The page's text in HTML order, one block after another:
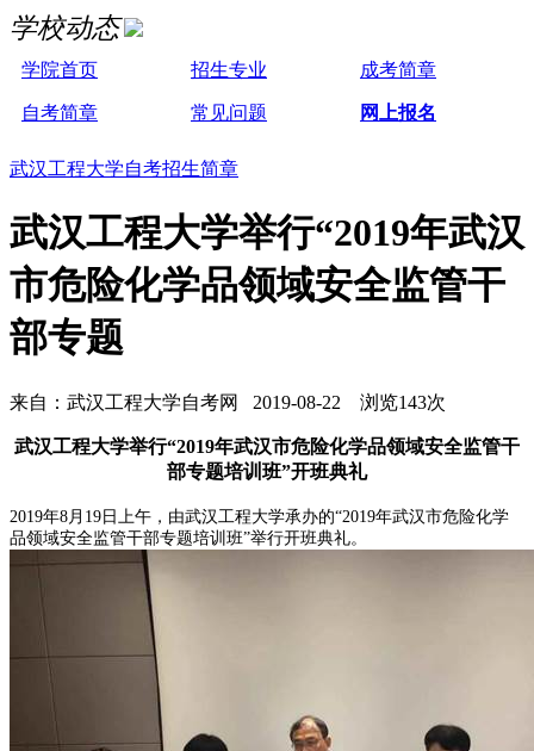
学校动态
学院首页 招生专业 成考简章
自考简章 常见问题 网上报名
武汉工程大学自考招生简章
武汉工程大学举行“2019年武汉
市危险化学品领域安全监管干
部专题
来自：武汉工程大学自考网 2019-08-22 浏览143次
武汉工程大学举行“2019年武汉市危险化学品领域安全监管干
部专题培训班”开班典礼
2019年8月19日上午，由武汉工程大学承办的“2019年武汉市危险化学
品领域安全监管干部专题培训班”举行开班典礼。